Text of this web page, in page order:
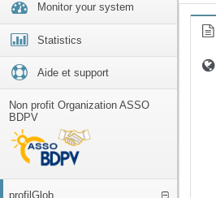
Monitor your system
Statistics
Aide et support
Non profit Organization ASSO
BDPV
profilGlob